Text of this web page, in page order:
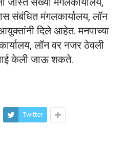
संबंधित मंगलकार्यालय, लॉन
दिले आहेत. मनपाच्या
लॉन वर नजर ठेवली
केली जाऊ शकते.
Twitter